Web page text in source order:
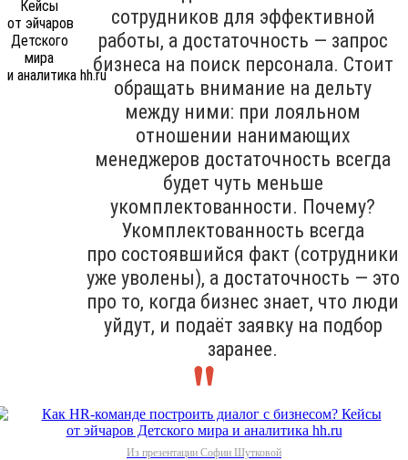
сотрудников для эффективной
работы, а достаточность — запрос
бизнеса на поиск персонала. Стоит
обращать внимание на дельту
между ними: при лояльном
отношении нанимающих
менеджеров достаточность всегда
будет чуть меньше
укомплектованности. Почему?
Укомплектованность всегда
про состоявшийся факт (сотрудники
уже уволены), а достаточность — это
про то, когда бизнес знает, что люди
уйдут, и подаёт заявку на подбор
заранее.
Из презентации Софии Шутковой